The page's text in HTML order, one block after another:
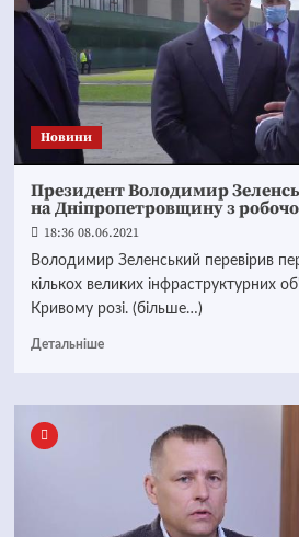
Новини
Президент Володимир
на Дніпропетровщину з
18:36 08.06.2021
Володимир Зеленський перевірив
кількох великих інфраструктурних
Кривому розі. (більше…)
Детальніше